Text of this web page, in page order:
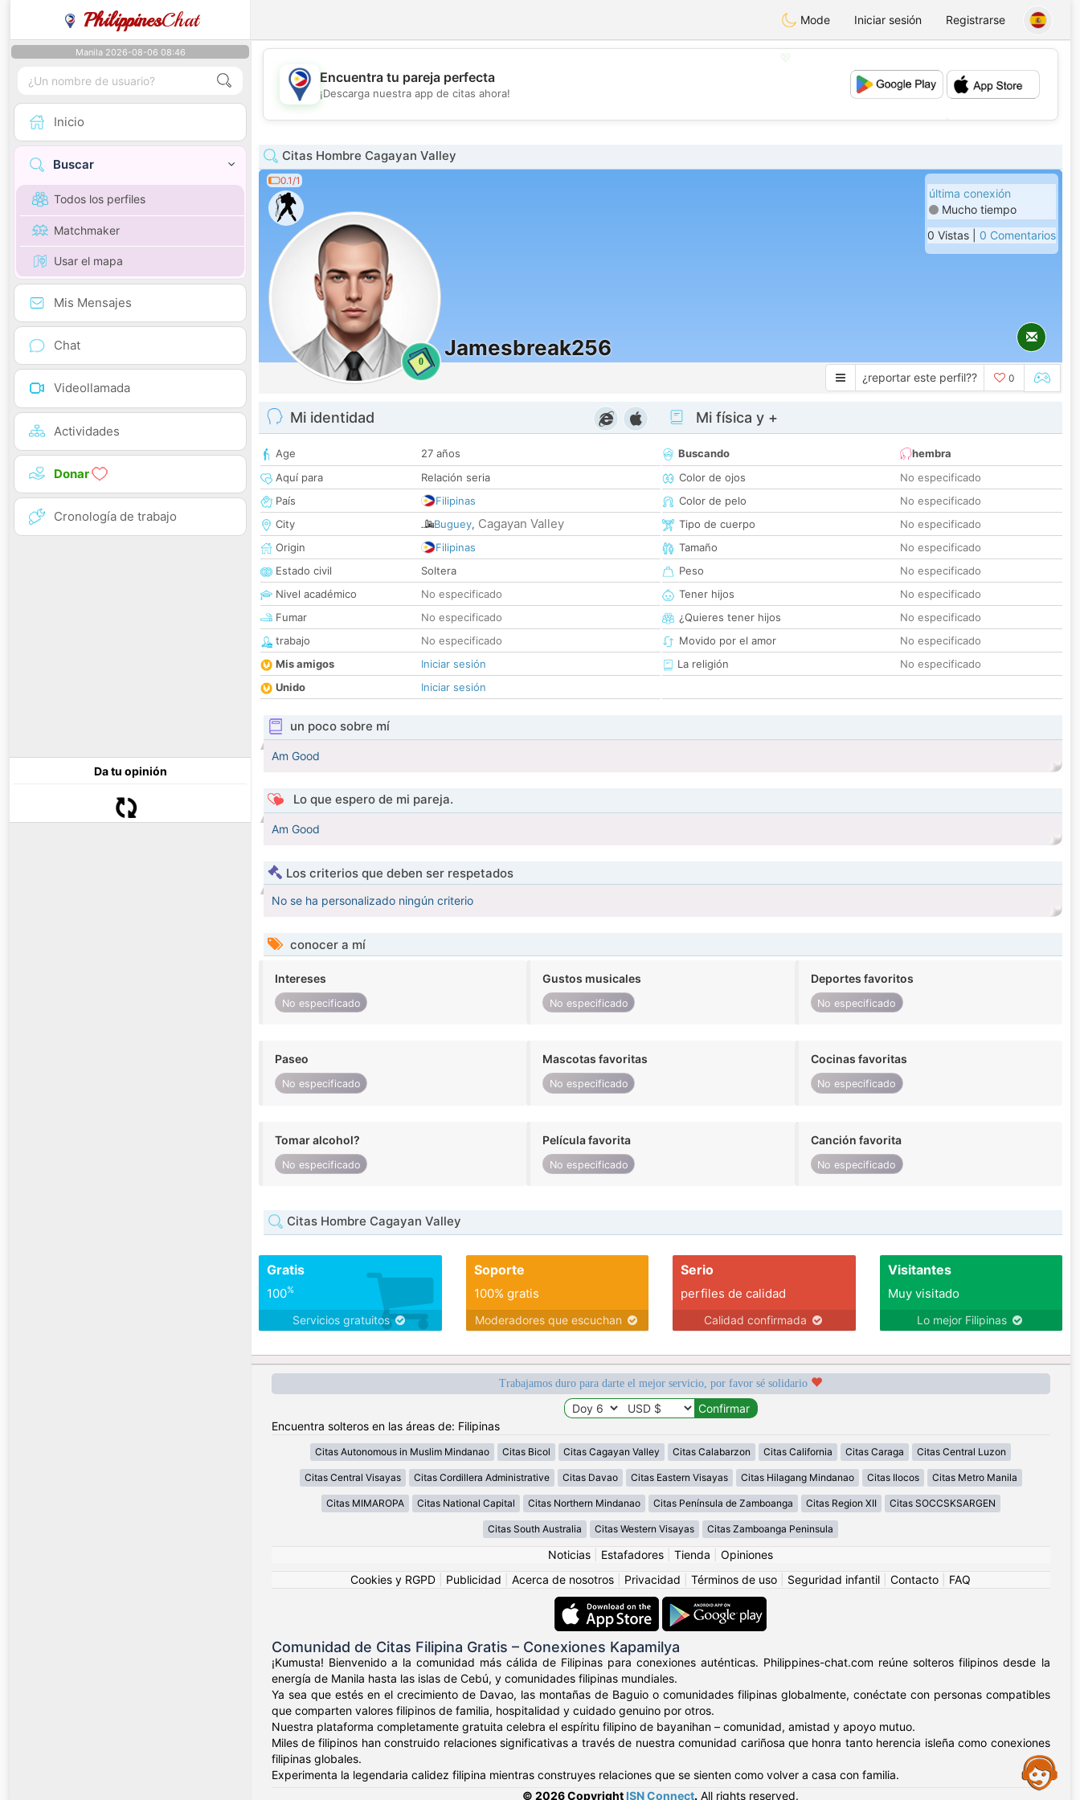
PhilippinesChat Mode Iniciar sesión Registrarse
Manila 2026-08-06 08:46
Inicio
Buscar
Todos los perfiles
Matchmaker
Usar el mapa
Mis Mensajes
Chat
Videollamada
Actividades
Donar
Cronología de trabajo
Da tu opinión
💖
💕
Encuentra tu pareja perfecta
¡Descarga nuestra app de citas ahora!
Citas Hombre Cagayan Valley
0.1/1
0
Jamesbreak256
última conexión
Mucho tiempo
0 Vistas | 0 Comentarios
¿reportar este perfil?? 0
Mi identidad
Age
27 años
Aquí para
Relación seria
País
Filipinas
City
Buguey, Cagayan Valley
Origin
Filipinas
Estado civil
Soltera
Nivel académico
No especificado
Fumar
No especificado
trabajo
No especificado
Mis amigos
Iniciar sesión
Unido
Iniciar sesión
Mi física y +
Buscando
hembra
Color de ojos
No especificado
Color de pelo
No especificado
Tipo de cuerpo
No especificado
Tamaño
No especificado
Peso
No especificado
Tener hijos
No especificado
¿Quieres tener hijos
No especificado
Movido por el amor
No especificado
La religión
No especificado
un poco sobre mí
Am Good
Lo que espero de mi pareja.
Am Good
Los criterios que deben ser respetados
No se ha personalizado ningún criterio
conocer a mí
Intereses
No especificado
Gustos musicales
No especificado
Deportes favoritos
No especificado
Paseo
No especificado
Mascotas favoritas
No especificado
Cocinas favoritas
No especificado
Tomar alcohol?
No especificado
Película favorita
No especificado
Canción favorita
No especificado
Citas Hombre Cagayan Valley
Gratis
100%
Servicios gratuitos
Soporte
100% gratis
Moderadores que escuchan
Serio
perfiles de calidad
Calidad confirmada
Visitantes
Muy visitado
Lo mejor Filipinas
Trabajamos duro para darte el mejor servicio, por favor sé solidario
Encuentra solteros en las áreas de: Filipinas
Citas Autonomous in Muslim Mindanao Citas Bicol Citas Cagayan Valley Citas Calabarzon Citas California Citas Caraga Citas Central Luzon
Citas Central Visayas Citas Cordillera Administrative Citas Davao Citas Eastern Visayas Citas Hilagang Mindanao Citas Ilocos Citas Metro Manila
Citas MIMAROPA Citas National Capital Citas Northern Mindanao Citas Península de Zamboanga Citas Region XII Citas SOCCSKSARGEN
Citas South Australia Citas Western Visayas Citas Zamboanga Peninsula
Noticias Estafadores Tienda
Opiniones
Cookies y RGPD
Publicidad Acerca de nosotros Privacidad Términos de uso Seguridad infantil Contacto FAQ
Comunidad de Citas Filipina Gratis – Conexiones Kapamilya
¡Kumusta! Bienvenido a la comunidad más cálida de Filipinas para conexiones auténticas. Philippines-chat.com reúne solteros filipinos desde la
energía de Manila hasta las islas de Cebú, y comunidades filipinas mundiales.
Ya sea que estés en el crecimiento de Davao, las montañas de Baguio o comunidades filipinas globalmente, conéctate con personas compatibles
que comparten valores filipinos de familia, hospitalidad y cuidado genuino por otros.
Nuestra plataforma completamente gratuita celebra el espíritu filipino de bayanihan – comunidad, amistad y apoyo mutuo.
Miles de filipinos han construido relaciones significativas a través de nuestra comunidad cariñosa que honra tanto herencia isleña como conexiones
filipinas globales.
Experimenta la legendaria calidez filipina mientras construyes relaciones que se sienten como volver a casa con familia.
© 2026 Copyright ISN Connect. All rights reserved.